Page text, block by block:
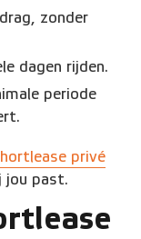
zonder
dagen rijden.
periode
privé
jou past.